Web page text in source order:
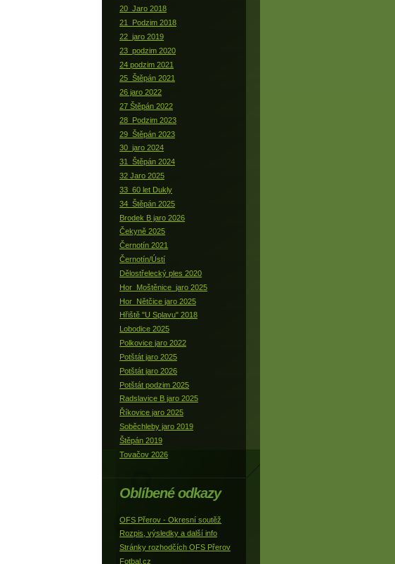
20_Jaro 2018
21_Podzim 2018
22_jaro 2019
23_podzim 2020
24 podzim 2021
25_Štěpán 2021
26 jaro 2022
27 Štěpán 2022
28_Podzim 2023
29_Štěpán 2023
30_jaro 2024
31_Štěpán 2024
32 Jaro 2025
33_60 let Dukly
34_Štěpán 2025
Brodek B jaro 2026
Čekyně 2025
Černotín 2021
Černotín/Ústí
Dělostřelecký ples 2020
Hor_Moštěnice_jaro 2025
Hor_Nětčice jaro 2025
Hřiště "U Splavu" 2018
Lobodice 2025
Polkovice jaro 2022
Potštát jaro 2025
Potštát jaro 2026
Potštát podzim 2025
Radslavice B jaro 2025
Říkovice jaro 2025
Soběchleby jaro 2019
Štěpán 2019
Tovačov 2026
Oblíbené odkazy
OFS Přerov - Okresní soutěž
Rozpis, výsledky a další info
Stránky rozhodčích OFS Přerov
Fotbal.cz